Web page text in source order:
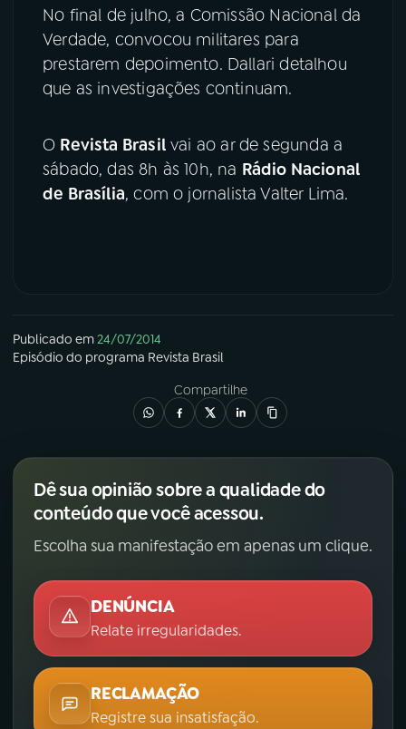
No final de julho, a Comissão Nacional da
Verdade, convocou militares para
prestarem depoimento. Dallari detalhou
que as investigações continuam.
O Revista Brasilvai ao ar de segunda a
sábado, das 8h às 10h, na Rádio Nacional
de Brasília, com o jornalista Valter Lima.
Publicado em24/07/2014
Episódio do programa Revista Brasil
Compartilhe
Dê sua opinião sobre a qualidade do
conteúdo que você acessou.
Escolha sua manifestação em apenas um clique.
DENÚNCIA
Relate irregularidades.
RECLAMAÇÃO
Registre sua insatisfação.